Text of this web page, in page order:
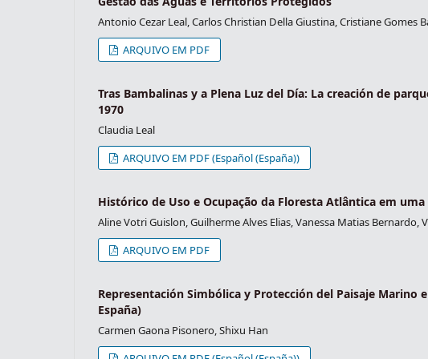
Antonio Cezar Leal, Carlos Christian Della Giustina, Cristiane Gomes
ARQUIVO EM PDF
Tras Bambalinas y a Plena Luz del Día: La creación de
1970
Claudia Leal
ARQUIVO EM PDF (Español (España))
Histórico de Uso e Ocupação da Floresta Atlântica em
Aline Votri Guislon, Guilherme Alves Elias, Vanessa Matias Bernardo,
ARQUIVO EM PDF
Representación Simbólica y Protección del Paisaje Marino
España)
Carmen Gaona Pisonero, Shixu Han